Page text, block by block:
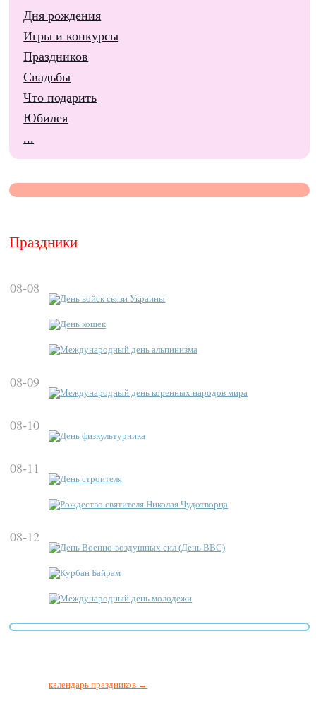
Дня рождения
Игры и конкурсы
Праздников
Свадьбы
Что подарить
Юбилея
...
Праздники
08-08
День войск связи Украины
День кошек
Международный день альпинизма
08-09
Международный день коренных народов мира
08-10
День физкультурника
08-11
День строителя
Рождество святителя Николая Чудотворца
08-12
День Военно-воздушных сил (День ВВС)
Курбан Байрам
Международный день молодежи
календарь праздников →